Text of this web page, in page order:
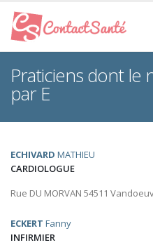
Praticiens dont
par E
ECHIVARD MATHIEU
CARDIOLOGUE
Rue DU MORVAN 54511
ECKERT Fanny
INFIRMIER